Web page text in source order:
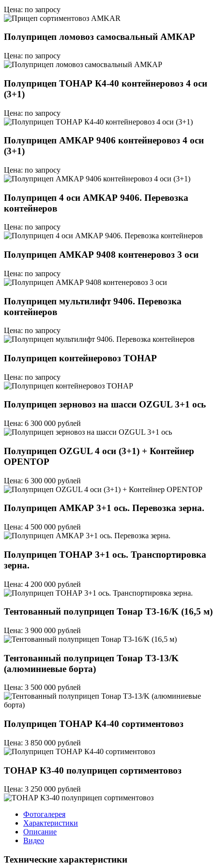
Цена: по запросу
Полуприцеп ломовоз самосвальный АМКАР
Цена: по запросу
Полуприцеп ТОНАР К4-40 контейнеровоз 4 оси
(3+1)
Цена: по запросу
Полуприцеп АМКАР 9406 контейнеровоз 4 оси
(3+1)
Цена: по запросу
Полуприцеп 4 оси АМКАР 9406. Перевозка
контейнеров
Цена: по запросу
Полуприцеп АМКАР 9408 контенеровоз 3 оси
Цена: по запросу
Полуприцеп мультилифт 9406. Перевозка
контейнеров
Цена: по запросу
Полуприцеп контейнеровоз ТОНАР
Цена: по запросу
Полуприцеп зерновоз на шасси OZGUL 3+1 ось
Цена: 6 300 000 рублей
Полуприцеп OZGUL 4 оси (3+1) + Контейнер
OPENTOP
Цена: 6 300 000 рублей
Полуприцеп АМКАР 3+1 ось. Перевозка зерна.
Цена: 4 500 000 рублей
Полуприцеп ТОНАР 3+1 ось. Транспортировка
зерна.
Цена: 4 200 000 рублей
Тентованный полуприцеп Тонар T3-16/K (16,5 м)
Цена: 3 900 000 рублей
Тентованный полуприцеп Тонар T3-13/K
(алюминиевые борта)
Цена: 3 500 000 рублей
Полуприцеп ТОНАР К4-40 сортиментовоз
Цена: 3 850 000 рублей
ТОНАР К3-40 полуприцеп сортиментовоз
Цена: 3 250 000 рублей
Фотогалерея
Характеристики
Описание
Видео
Технические характеристики